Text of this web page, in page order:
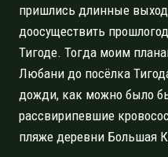
пришлись длинные
доосуществить
Тигоде. Тогда моим
Любани до посёлка
дожди, как можно было
рассвирипевшие
пляже деревни Большая